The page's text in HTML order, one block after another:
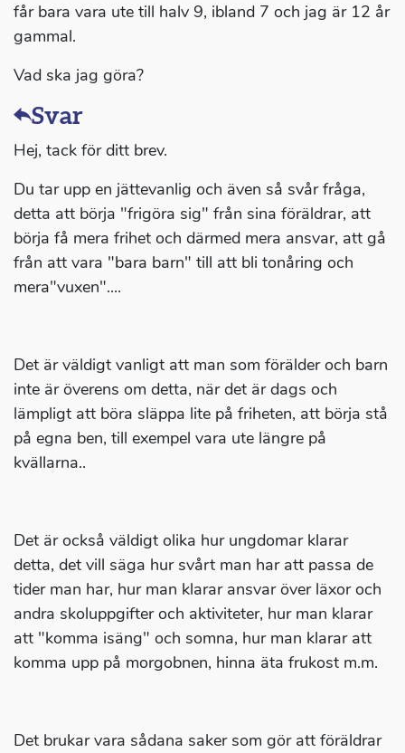
får bara vara ute till halv 9, ibland 7 och jag är 12 år
gammal.
Vad ska jag göra?
Svar
Hej, tack för ditt brev.
Du tar upp en jättevanlig och även så svår fråga,
detta att börja "frigöra sig" från sina föräldrar, att
börja få mera frihet och därmed mera ansvar, att gå
från att vara "bara barn" till att bli tonåring och
mera"vuxen"....
Det är väldigt vanligt att man som förälder och barn
inte är överens om detta, när det är dags och
lämpligt att böra släppa lite på friheten, att börja stå
på egna ben, till exempel vara ute längre på
kvällarna..
Det är också väldigt olika hur ungdomar klarar
detta, det vill säga hur svårt man har att passa de
tider man har, hur man klarar ansvar över läxor och
andra skoluppgifter och aktiviteter, hur man klarar
att "komma isäng" och somna, hur man klarar att
komma upp på morgobnen, hinna äta frukost m.m.
Det brukar vara sådana saker som gör att föräldrar